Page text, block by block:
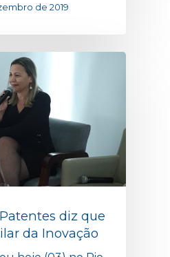
de 2019
diz que
da Inovação